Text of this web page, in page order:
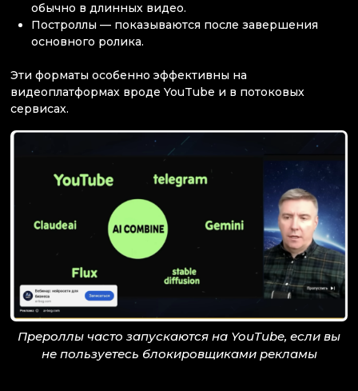
обычно в длинных видео.
Построллы — показываются после завершения
основного ролика.
Эти форматы особенно эффективны на
видеоплатформах вроде YouTube и в потоковых
сервисах.
Прероллы часто запускаются на YouTube, если вы
не пользуетесь блокировщиками рекламы